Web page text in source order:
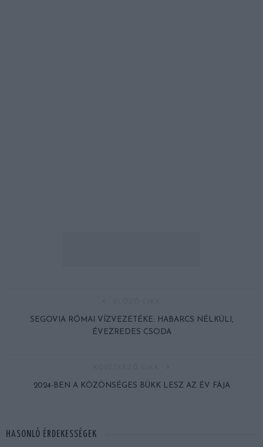
SEGOVIA RÓMAI VÍZVEZETÉKE: HABARCS NÉLKÜLI,
ÉVEZREDES CSODA
2024-BEN A KÖZÖNSÉGES BÜKK LESZ AZ ÉV FÁJA
HASONLÓ ÉRDEKESSÉGEK